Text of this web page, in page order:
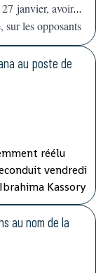
janvier, avoir
les opposants
contre Conakry.
au poste de
réélu
vendredi
Kassory
démission de
au nom de la